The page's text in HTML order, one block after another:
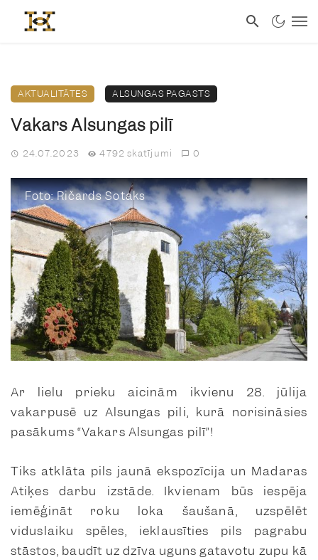
AKTUALITĀTES ALSUNGAS PAGASTS
Vakars Alsungas pilī
24.07.2023 4792 skatījumi 0
Foto: Ričards Sotaks
Ar lielu prieku aicinām ikvienu 28. jūlija
vakarpusē uz Alsungas pili, kurā norisināsies
pasākums “Vakars Alsungas pilī”!
Tiks atklāta pils jaunā ekspozīcija un Madaras
Atiķes darbu izstāde. Ikvienam būs iespēja
iemēģināt roku loka šaušanā, uzspēlēt
viduslaiku spēles, ieklausīties pils pagrabu
stāstos, baudīt uz dzīva uguns gatavotu zupu kā